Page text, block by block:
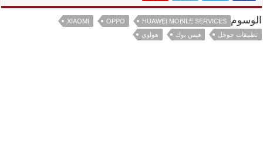
الوسوم HUAWEI MOBILE SERVICES
OPPO
XIAOMI
تطبيقات جوجل
فيس بوك هواوي